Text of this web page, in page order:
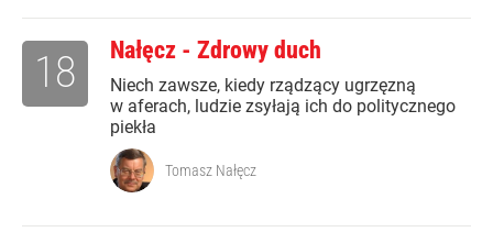
Nałęcz - Zdrowy duch
Niech zawsze, kiedy rządzący ugrzęzną
w aferach, ludzie zsyłają ich do politycznego
piekła
18
Tomasz Nałęcz